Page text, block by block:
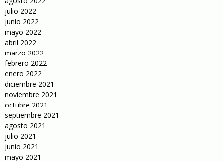
julio 2022
junio 2022
mayo 2022
abril 2022
marzo 2022
febrero 2022
enero 2022
diciembre 2021
noviembre 2021
octubre 2021
septiembre 2021
agosto 2021
julio 2021
junio 2021
mayo 2021